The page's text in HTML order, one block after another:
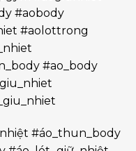
#aobody
#aolottrong
#ao_body
#áo_thun_body